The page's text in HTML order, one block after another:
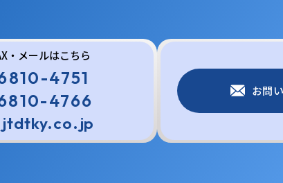
・メールはこちら
4751
4766
お問